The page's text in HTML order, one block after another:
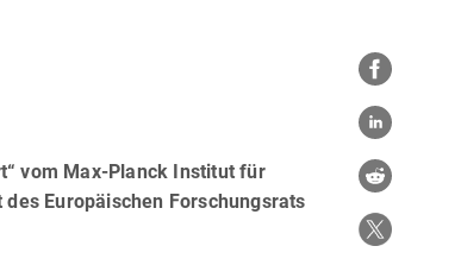
vom Max-Planck Institut für
Europäischen Forschungsrats